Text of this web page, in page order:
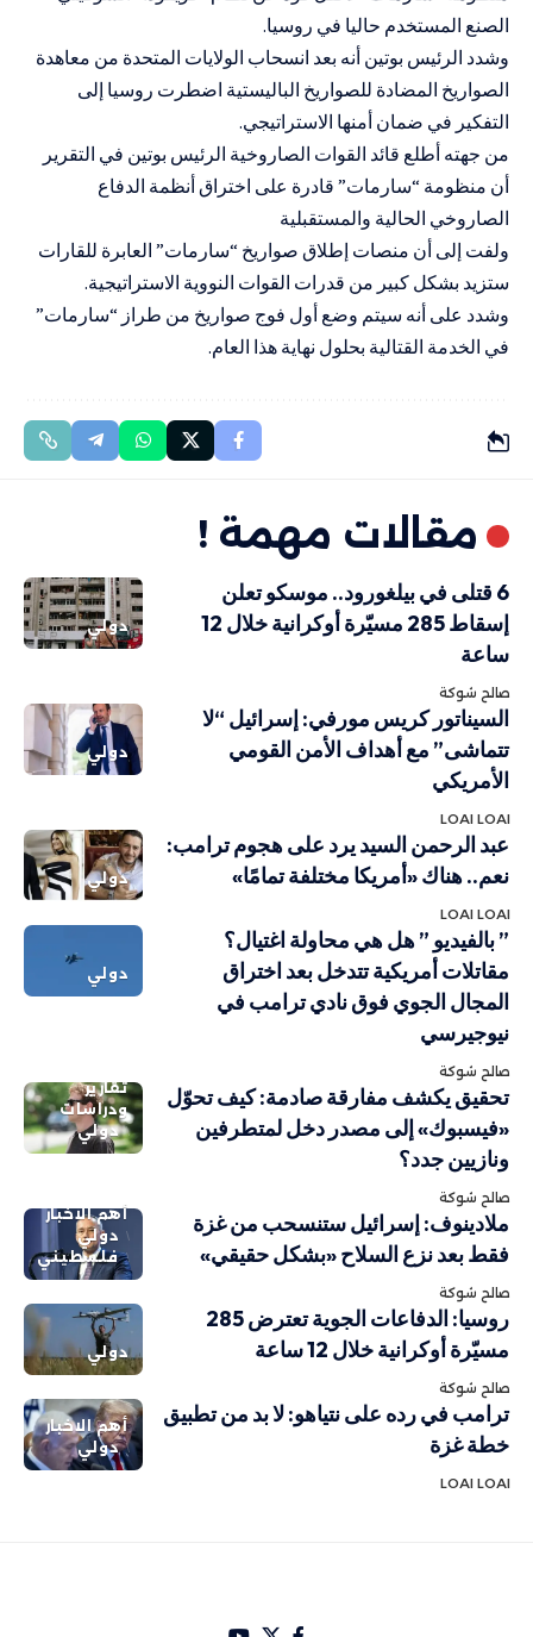
الصنع المستخدم حاليا في روسيا.
وشدد الرئيس بوتين أنه بعد انسحاب الولايات المتحدة من معاهدة
الصواريخ المضادة للصواريخ الباليستية اضطرت روسيا إلى
التفكير في ضمان أمنها الاستراتيجي.
من جهته أطلع قائد القوات الصاروخية الرئيس بوتين في التقرير
أن منظومة “سارمات” قادرة على اختراق أنظمة الدفاع
الصاروخي الحالية والمستقبلية
ولفت إلى أن منصات إطلاق صواريخ “سارمات” العابرة للقارات
ستزيد بشكل كبير من قدرات القوات النووية الاستراتيجية.
وشدد على أنه سيتم وضع أول فوج صواريخ من طراز “سارمات”
في الخدمة القتالية بحلول نهاية هذا العام.
مقالات مهمة !
دولي
6 قتلى في بيلغورود.. موسكو تعلن
إسقاط 285 مسيّرة أوكرانية خلال 12
ساعة
صالح شوكة
دولي
السيناتور كريس مورفي: إسرائيل “لا
تتماشى” مع أهداف الأمن القومي
الأمريكي
LOAI LOAI
دولي
عبد الرحمن السيد يرد على هجوم ترامب:
نعم.. هناك «أمريكا مختلفة تمامًا»
LOAI LOAI
دولي
” بالفيديو ” هل هي محاولة اغتيال؟
مقاتلات أمريكية تتدخل بعد اختراق
المجال الجوي فوق نادي ترامب في
نيوجيرسي
صالح شوكة
تقارير
ودراسات
دولي
تحقيق يكشف مفارقة صادمة: كيف تحوّل
«فيسبوك» إلى مصدر دخل لمتطرفين
ونازيين جدد؟
صالح شوكة
أهم الاخبار
دولي
فلسطيني
ملادينوف: إسرائيل ستنسحب من غزة
فقط بعد نزع السلاح «بشكل حقيقي»
صالح شوكة
دولي
روسيا: الدفاعات الجوية تعترض 285
مسيّرة أوكرانية خلال 12 ساعة
صالح شوكة
أهم الاخبار
دولي
ترامب في رده على نتياهو: لا بد من تطبيق
خطة غزة
LOAI LOAI